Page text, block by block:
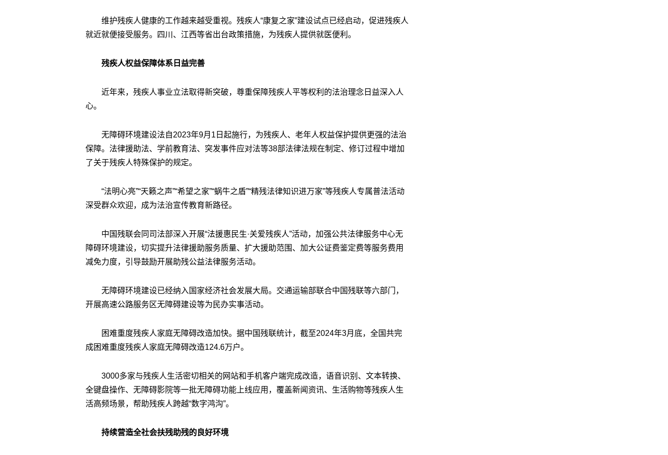
维护残疾人健康的工作越来越受重视。残疾人“康复之家”建设试点已经启动，促进残疾人
就近就便接受服务。四川、江西等省出台政策措施，为残疾人提供就医便利。
残疾人权益保障体系日益完善
近年来，残疾人事业立法取得新突破，尊重保障残疾人平等权利的法治理念日益深入人
心。
无障碍环境建设法自2023年9月1日起施行，为残疾人、老年人权益保护提供更强的法治
保障。法律援助法、学前教育法、突发事件应对法等38部法律法规在制定、修订过程中增加
了关于残疾人特殊保护的规定。
“法明心亮”“天籁之声”“希望之家”“蜗牛之盾”“精残法律知识进万家”等残疾人专属普法活动
深受群众欢迎，成为法治宣传教育新路径。
中国残联会同司法部深入开展“法援惠民生·关爱残疾人”活动，加强公共法律服务中心无
障碍环境建设，切实提升法律援助服务质量、扩大援助范围、加大公证费鉴定费等服务费用
减免力度，引导鼓励开展助残公益法律服务活动。
无障碍环境建设已经纳入国家经济社会发展大局。交通运输部联合中国残联等六部门，
开展高速公路服务区无障碍建设等为民办实事活动。
困难重度残疾人家庭无障碍改造加快。据中国残联统计，截至2024年3月底，全国共完
成困难重度残疾人家庭无障碍改造124.6万户。
3000多家与残疾人生活密切相关的网站和手机客户端完成改造，语音识别、文本转换、
全键盘操作、无障碍影院等一批无障碍功能上线应用，覆盖新闻资讯、生活购物等残疾人生
活高频场景，帮助残疾人跨越“数字鸿沟”。
持续营造全社会扶残助残的良好环境